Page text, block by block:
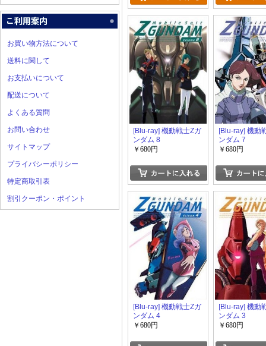
お買い物方法について
送料に関して
お支払いについて
配送について
よくある質問
お問い合わせ
サイトマップ
プライバシーポリシー
特定商取引表
割引クーポン・ポイント
[Blu-ray] 機動戦士Zガ
ンダム 8
￥680円
[Blu-ray] 機動
ンダム 7
￥680円
[Blu-ray] 機動戦士Zガ
ンダム 4
￥680円
[Blu-ray] 機動
ンダム 3
￥680円